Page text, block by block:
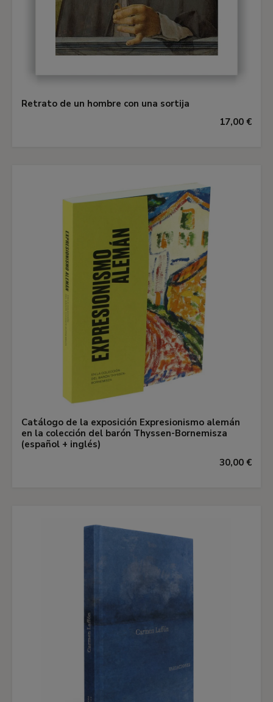
Retrato de un hombre con una sortija
17,00 €
Catálogo de la exposición Expresionismo alemán
en la colección del barón Thyssen-Bornemisza
(español + inglés)
30,00 €